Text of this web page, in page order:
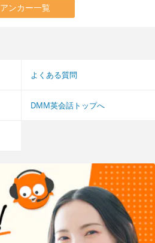
アンカー一覧
よくある質問
DMM英会話トップへ